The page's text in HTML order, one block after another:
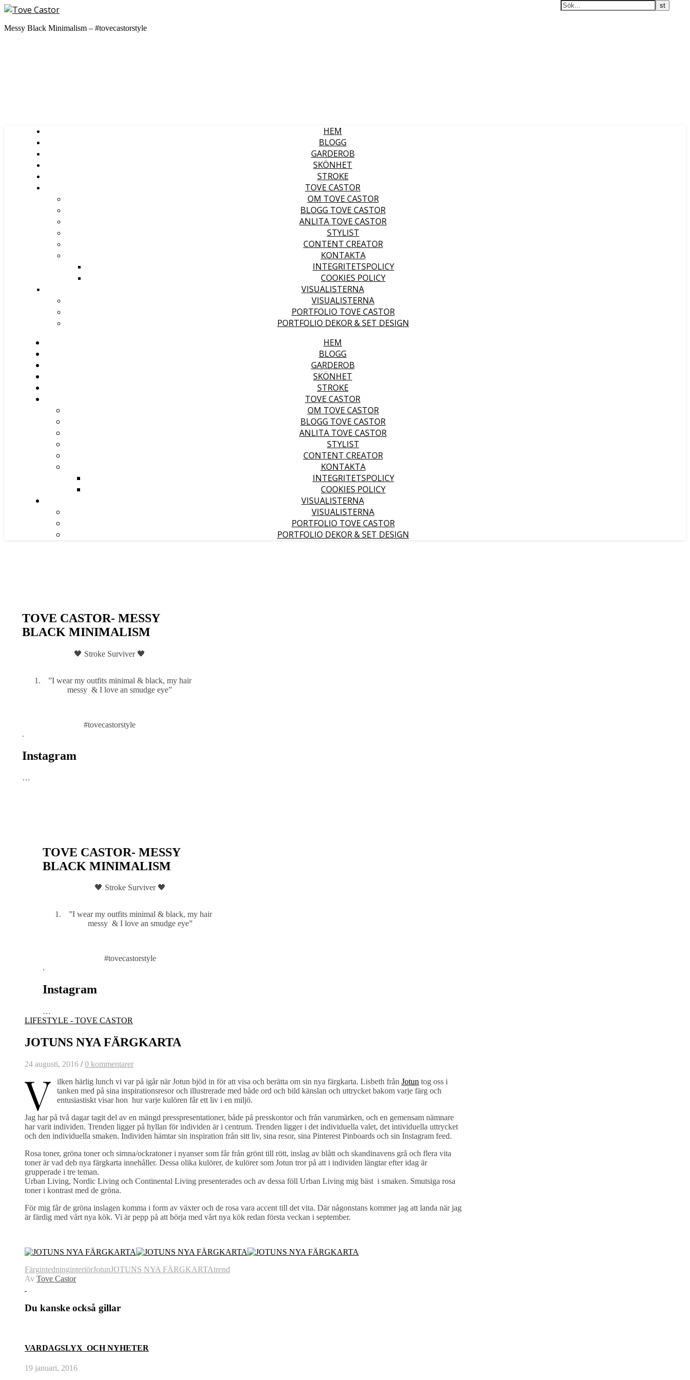
Messy Black Minimalism – #tovecastorstyle
HEM
BLOGG
GARDEROB
SKÖNHET
STROKE
TOVE CASTOR
OM TOVE CASTOR
BLOGG TOVE CASTOR
ANLITA TOVE CASTOR
STYLIST
CONTENT CREATOR
KONTAKTA
INTEGRITETSPOLICY
COOKIES POLICY
VISUALISTERNA
VISUALISTERNA
PORTFOLIO TOVE CASTOR
PORTFOLIO DEKOR & SET DESIGN
HEM
BLOGG
GARDEROB
SKÖNHET
STROKE
TOVE CASTOR
OM TOVE CASTOR
BLOGG TOVE CASTOR
ANLITA TOVE CASTOR
STYLIST
CONTENT CREATOR
KONTAKTA
INTEGRITETSPOLICY
COOKIES POLICY
VISUALISTERNA
VISUALISTERNA
PORTFOLIO TOVE CASTOR
PORTFOLIO DEKOR & SET DESIGN
TOVE CASTOR- MESSY
BLACK MINIMALISM
🖤 Stroke Surviver 🖤
”I wear my outfits minimal & black, my hair
messy & I love an smudge eye”
#tovecastorstyle
.
Instagram
…
TOVE CASTOR- MESSY
BLACK MINIMALISM
🖤 Stroke Surviver 🖤
”I wear my outfits minimal & black, my hair
messy & I love an smudge eye”
#tovecastorstyle
.
Instagram
…
LIFESTYLE - TOVE CASTOR
JOTUNS NYA FÄRGKARTA
24 augusti, 2016 / 0 kommentarer
V ilken härlig lunch vi var på igår när Jotun bjöd in för att visa och berätta om sin nya färgkarta. Lisbeth från Jotun tog oss i
tanken med på sina inspirationsresor och illustrerade med både ord och bild känslan och uttrycket bakom varje färg och
entusiastiskt visar hon hur varje kulören får ett liv i en miljö.
Jag har på två dagar tagit del av en mängd presspresentationer, både på presskontor och från varumärken, och en gemensam nämnare
har varit individen. Trenden ligger på hyllan för individen är i centrum. Trenden ligger i det individuella valet, det intividuella uttrycket
och den individuella smaken. Individen hämtar sin inspiration från sitt liv, sina resor, sina Pinterest Pinboards och sin Instagram feed.
Rosa toner, gröna toner och sirnna/ockratoner i nyanser som får från grönt till rött, inslag av blått och skandinavens grå och flera vita
toner är vad deb nya färgkarta innehåller. Dessa olika kulörer, de kulörer som Jotun tror på att i individen längtar efter idag är
grupperade i tre teman.
Urban Living, Nordic Living och Continental Living presenterades och av dessa föll Urban Living mig bäst i smaken. Smutsiga rosa
toner i kontrast med de gröna.
För mig får de gröna inslagen komma i form av växter och de rosa vara accent till det vita. Där någonstans kommer jag att landa när jag
är färdig med vårt nya kök. Vi är pepp på att börja med vårt nya kök redan första veckan i september.
FärgintedninginteriörJotunJOTUNS NYA FÄRGKARTAtrend
Av Tove Castor
Du kanske också gillar
VARDAGSLYX OCH NYHETER
19 januari, 2016